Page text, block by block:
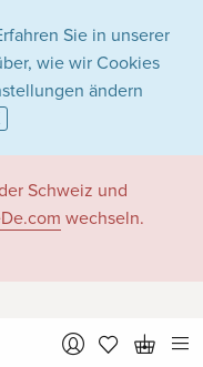
Sie in unserer
wie wir Cookies
ändern
Schweiz und
wechseln.